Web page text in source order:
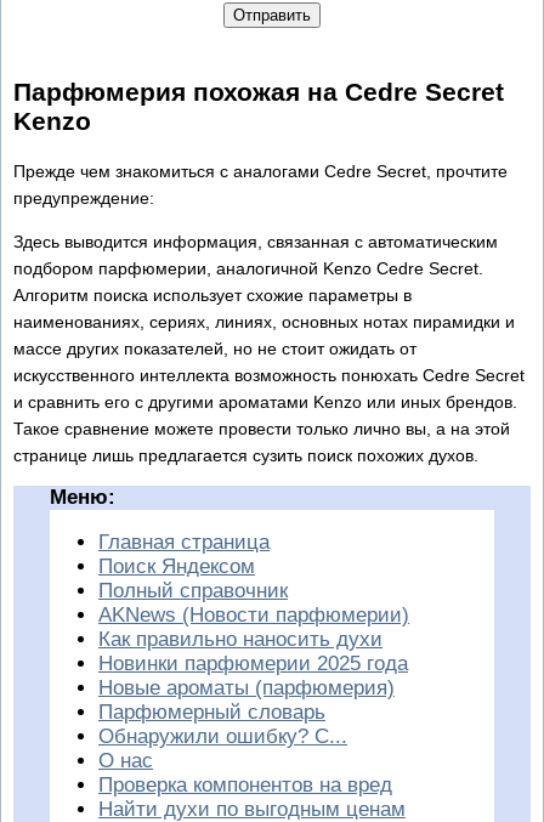
Отправить
Парфюмерия похожая на Cedre Secret
Kenzo
Прежде чем знакомиться с аналогами Cedre Secret, прочтите
предупреждение:
Здесь выводится информация, связанная с автоматическим
подбором парфюмерии, аналогичной Kenzo Cedre Secret.
Алгоритм поиска использует схожие параметры в
наименованиях, сериях, линиях, основных нотах пирамидки и
массе других показателей, но не стоит ожидать от
искусственного интеллекта возможность понюхать Cedre Secret
и сравнить его с другими ароматами Kenzo или иных брендов.
Такое сравнение можете провести только лично вы, а на этой
странице лишь предлагается сузить поиск похожих духов.
Меню:
Главная страница
Поиск Яндексом
Полный справочник
AKNews (Новости парфюмерии)
Как правильно наносить духи
Новинки парфюмерии 2025 года
Новые ароматы (парфюмерия)
Парфюмерный словарь
Обнаружили ошибку? С...
О нас
Проверка компонентов на вред
Найти духи по выгодным ценам